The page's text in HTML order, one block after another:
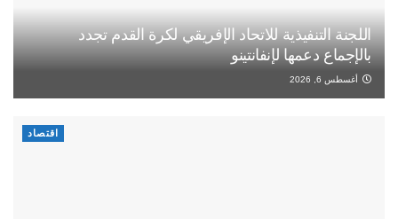
اللجنة التنفيذية للاتحاد الإفريقي لكرة القدم تجدد
بالإجماع دعمها لإنفانتينو
أغسطس 6, 2026
اقتصاد